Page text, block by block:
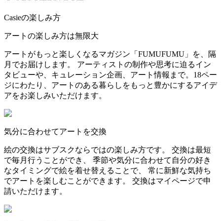
Casieの楽しみ方
アートの楽しみ方は無限大
アートがもっと楽しくなるマガジン「FUMUFUMU」を、隔
月でお届けします。 アーティストの制作や思考に迫るイン
タビューや、キュレーション企画、アート情報まで。18ペー
ジにわたり、アートのある暮らしをもっと豊かにするアイデ
アをお楽しみいただけます。
気分に合わせてアートを交換
絵の交換はサブスクならではの楽しみ方です。 交換は最短
で毎月行うことができ、 季節や気分に合わせて自分の好き
なタイミングで絵を着せ替えることで、 常に新鮮な気持ち
でアートを楽しむことができます。 交換はマイページで申
請いただけます。